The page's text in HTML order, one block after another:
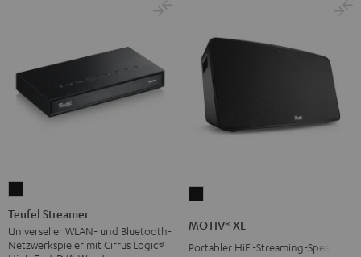
Streamer
Schwarz
Teufel Streamer
Universeller WLAN- und Bluetooth-
Netzwerkspieler mit Cirrus Logic®
Schwarz
MOTIV® XL
Portabler HiFi-Streaming-Speaker